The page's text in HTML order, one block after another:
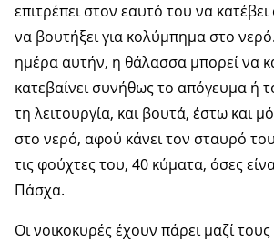
επιτρέπει στον εαυτό του να
να βουτήξει για κολύμπημα στο
ημέρα αυτήν, η θάλασσα μπορεί να
κατεβαίνει συνήθως το απόγευμα ή
τη λειτουργία, και βουτά, έστω και
στο νερό, αφού κάνει τον σταυρό
τις φούχτες του, 40 κύματα, όσες
Πάσχα.
Οι νοικοκυρές έχουν πάρει μαζί